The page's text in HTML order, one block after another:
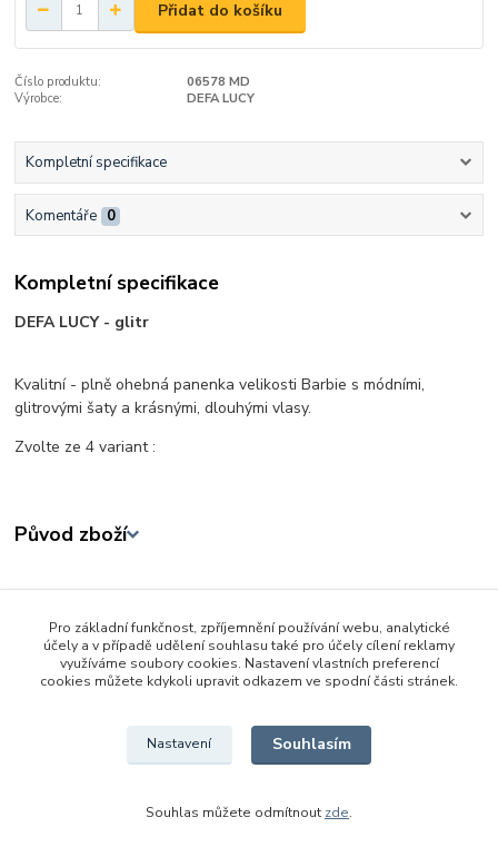
Přidat do košíku
Číslo produktu:
06578 MD
Výrobce:
DEFA LUCY
Kompletní specifikace
Komentáře 0
Kompletní specifikace
DEFA LUCY - glitr
Kvalitní - plně ohebná panenka velikosti Barbie s módními,
glitrovými šaty a krásnými, dlouhými vlasy.
Zvolte ze 4 variant :
Původ zboží
Zboží zařazeno v kategoriích
Panenky
29 cm
Pro základní funkčnost, zpříjemnění používání webu, analytické
účely a v případě udělení souhlasu také pro účely cílení reklamy
využíváme soubory cookies. Nastavení vlastních preferencí
cookies můžete kdykoli upravit odkazem ve spodní části stránek.
Nastavení Souhlasím
Souhlas můžete odmítnout zde.